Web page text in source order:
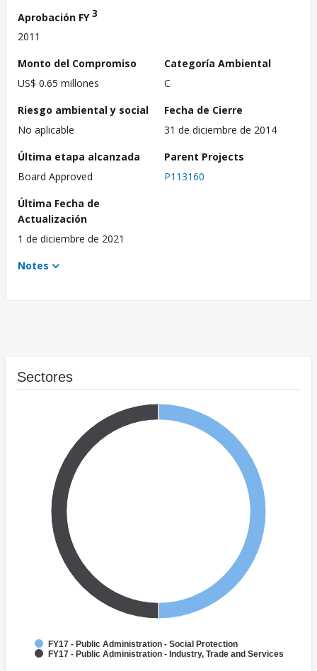
Aprobación FY3
2011
Monto del Compromiso
US$ 0.65 millones
Categoría Ambiental
C
Riesgo ambiental y social
No aplicable
Fecha de Cierre
31 de diciembre de 2014
Última etapa alcanzada
Board Approved
Parent Projects
P113160
Última Fecha de
Actualización
1 de diciembre de 2021
Notes
Sectores
FY17 - Public Administration - Social Protection
FY17 - Public Administration - Industry, Trade and Services